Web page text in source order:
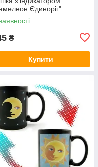
Єдиноріг"
₴
Купити